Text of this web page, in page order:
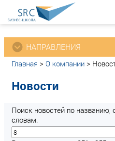
НАПРАВЛЕНИЯ
Главная > О компании >
Новости
Поиск новостей по
словам.